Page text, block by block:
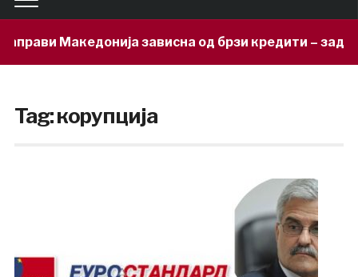
Македонија зависна од брзи кредити –
Tag:корупција